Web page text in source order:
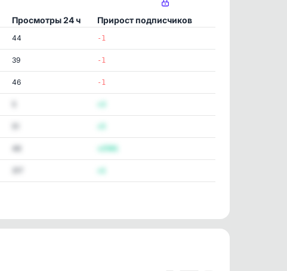
Просмотры 24 ч Прирост подписчиков
44 -1
39 -1
46 -1